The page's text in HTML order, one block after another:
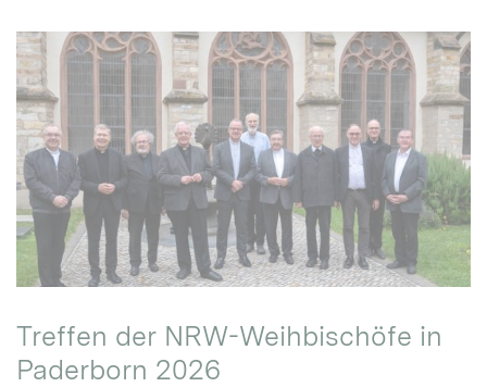
Treffen der NRW-Weihbischöfe in
Paderborn 2026